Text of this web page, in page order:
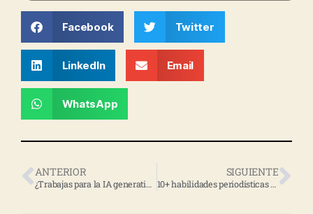
Facebook Twitter
LinkedIn Email
WhatsApp
ANTERIOR
¿Trabajas para la IA generativa o haces que ella lo haga para ti?
SIGUIENTE
10+ habilidades periodísticas que potenciarán tu contenido